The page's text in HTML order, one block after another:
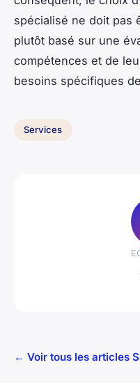
spécialisé ne doit pas
plutôt basé sur une
compétences et de
besoins spécifiques
Services
← Voir tous les articles